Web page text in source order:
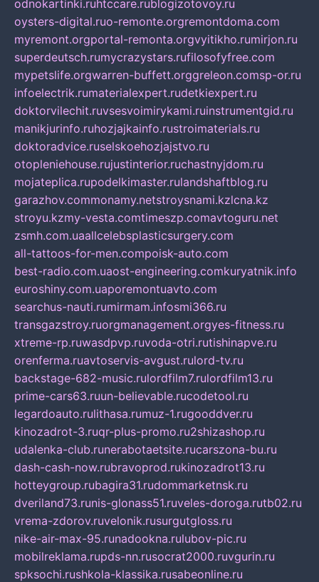
odnokartinki.ruhtccare.rublogizotovoy.ru
oysters-digital.ruo-remonte.orgremontdoma.com
myremont.orgportal-remonta.orgvyitikho.rumirjon.ru
superdeutsch.rumycrazystars.rufilosofyfree.com
mypetslife.orgwarren-buffett.orggreleon.comsp-or.ru
infoelectrik.rumaterialexpert.rudetkiexpert.ru
doktorvilechit.ruvsesvoimirykami.ruinstrumentgid.ru
manikjurinfo.ruhozjajkainfo.rustroimaterials.ru
doktoradvice.ruselskoehozjajstvo.ru
otopleniehouse.rujustinterior.ruchastnyjdom.ru
mojateplica.rupodelkimaster.rulandshaftblog.ru
garazhov.commonamy.netstroysnami.kzlcna.kz
stroyu.kzmy-vesta.comtimeszp.comavtoguru.net
zsmh.com.uaallcelebsplasticsurgery.com
all-tattoos-for-men.compoisk-auto.com
best-radio.com.uaost-engineering.comkuryatnik.info
euroshiny.com.uaporemontuavto.com
searchus-nauti.rumirmam.infosmi366.ru
transgazstroy.ruorgmanagement.orgyes-fitness.ru
xtreme-rp.ruwasdpvp.ruvoda-otri.rutishinapve.ru
orenferma.ruavtoservis-avgust.rulord-tv.ru
backstage-682-music.rulordfilm7.rulordfilm13.ru
prime-cars63.ruun-believable.rucodetool.ru
legardoauto.rulithasa.rumuz-1.rugooddver.ru
kinozadrot-3.ruqr-plus-promo.ru2shizashop.ru
udalenka-club.runerabotaetsite.rucarszona-bu.ru
dash-cash-now.rubravoprod.rukinozadrot13.ru
hotteygroup.rubagira31.rudommarketnsk.ru
dveriland73.runis-glonass51.ruveles-doroga.rutb02.ru
vrema-zdorov.ruvelonik.rusurgutgloss.ru
nike-air-max-95.runadookna.rulubov-pic.ru
mobilreklama.rupds-nn.rusocrat2000.ruvgurin.ru
spksochi.rushkola-klassika.rusabeonline.ru